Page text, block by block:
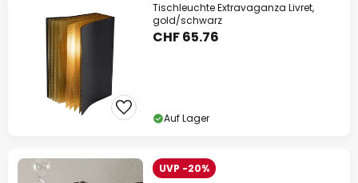
Tischleuchte Extravaganza Livret,
gold/schwarz
CHF 65.76
Auf Lager
UVP -20%